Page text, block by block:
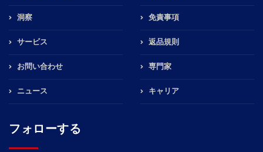
洞察
サービス
お問い合わせ
ニュース
免責事項
返品規則
専門家
キャリア
フォローする